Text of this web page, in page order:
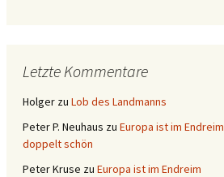
Letzte Kommentare
Holger zu Lob des Landmanns
Peter P. Neuhaus zu Europa ist im Endreim
doppelt schön
Peter Kruse zu Europa ist im Endreim